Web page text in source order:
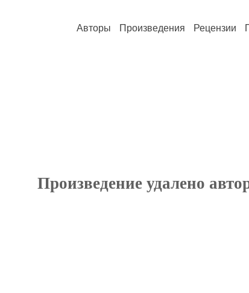
Авторы Произведения Рецензии
Произведение удалено